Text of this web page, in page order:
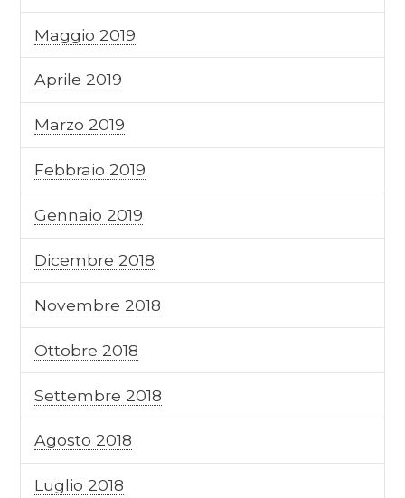
Maggio 2019
Aprile 2019
Marzo 2019
Febbraio 2019
Gennaio 2019
Dicembre 2018
Novembre 2018
Ottobre 2018
Settembre 2018
Agosto 2018
Luglio 2018